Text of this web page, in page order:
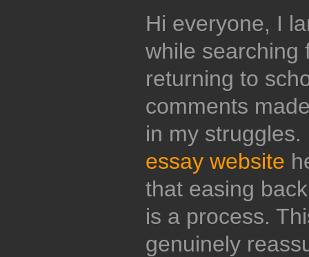
Hi everyone, I
while searching
returning to
comments
in my
essay website
that easing
is a process.
genuinely